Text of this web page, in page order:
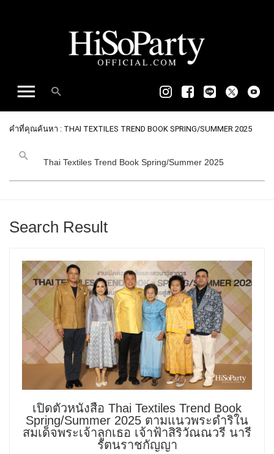
คำที่คุณค้นหา : THAI TEXTILES TREND BOOK SPRING/SUMMER 2025
Search Result
เปิดตัวหนังสือ Thai Textiles Trend Book
Spring/Summer 2025 ตามแนวพระดำริใน
สมเด็จพระเจ้าลูกเธอ เจ้าฟ้าสิริวัณณวรี นารี
รัตนราชกัญญา